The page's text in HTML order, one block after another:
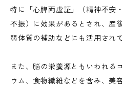
特に「心脾両虚証」（精神不安
不振）に効果があるとされ、産
弱体質の補助などにも活用され
また、脳の栄養源ともいわれる
ウム、食物繊維などを含み、美